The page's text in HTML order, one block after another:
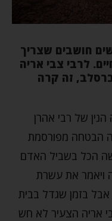
חושבים שצריך
לרבי צבי אריה
זה קרה
של רבי אהרן
הבטחה מפורסמת
הכל בשביל האדם
ויאמר את עשרת
אבל בזמן שגדל בבית
אריה הצעיר לא חש